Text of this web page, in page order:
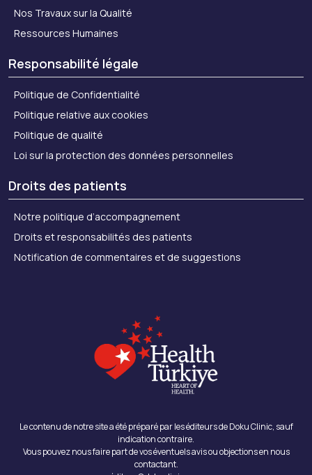
Nos Travaux sur la Qualité
Ressources Humaines
Responsabilité légale
Politique de Confidentialité
Politique relative aux cookies
Politique de qualité
Loi sur la protection des données personnelles
Droits des patients
Notre politique d’accompagnement
Droits et responsabilités des patients
Notification de commentaires et de suggestions
Le contenu de notre site a été préparé par les éditeurs de Doku Clinic, sauf
indication contraire.
Vous pouvez nous faire part de vos éventuels avis ou objections en nous
contactant.